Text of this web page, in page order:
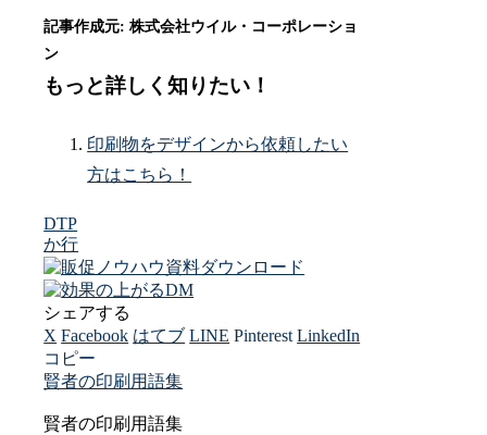
もっと詳しく知りたい！
印刷物をデザインから依頼したい
方はこちら！
DTP
か行
シェアする
X Facebook はてブ LINE Pinterest LinkedIn
コピー
賢者の印刷用語集
賢者の印刷用語集